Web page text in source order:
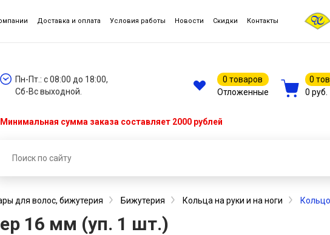
Доставка и оплата Условия работы Новости Скидки Контакты
Пн-Пт.: с 08:00 до 18:00,
Сб-Вс выходной.
0 товаров
Отложенные
0
0 руб.
Минимальная сумма заказа составляет 2000 рублей
для волос, бижутерия Бижутерия Кольца на руки и на ноги
16 мм (уп. 1 шт.)